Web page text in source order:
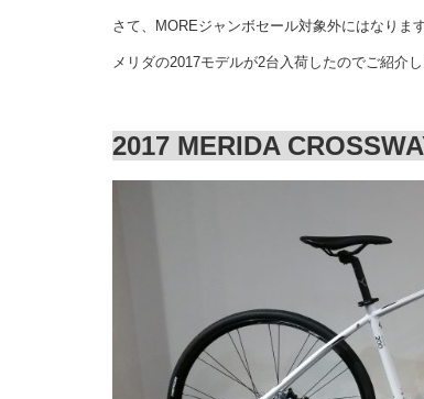
さて、MOREジャンボセール対象外にはなります
メリダの2017モデルが2台入荷したのでご紹介
2017 MERIDA